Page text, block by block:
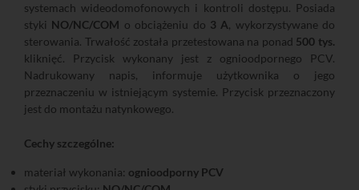
systemach wideodomofonowych i kontroli dostępu. Posiada
styki NO/NC/COM o obciążeniu do 3 A, wykorzystywane do
sterowania. Trwałość została przetestowana na ponad 500 tys.
kliknięć. Przycisk wykonany jest z ognioodpornego PCV.
Nadrukowany napis, informuje użytkownika o jego
przeznaczeniu w istniejącym systemie. Przycisk przeznaczony
jest do montażu natynkowego.
Cechy szczególne:
materiał wykonania: ognioodporny PCV